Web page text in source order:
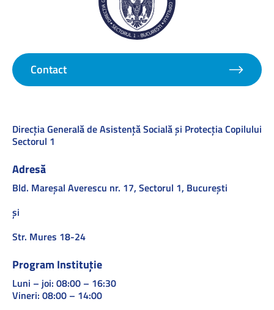
Contact
Direcţia Generală de Asistenţă Socială şi Protecţia Copilului
Sectorul 1
Adresă
Bld. Mareşal Averescu nr. 17, Sectorul 1, Bucureşti
și
Str. Mures 18-24
Program Instituție
Luni – joi: 08:00 – 16:30
Vineri: 08:00 – 14:00